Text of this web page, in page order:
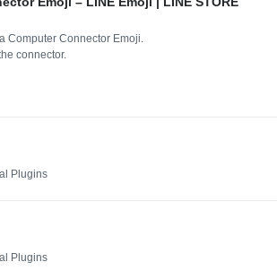
Computer Connector Emoji.
connector.
Plugins
Plugins